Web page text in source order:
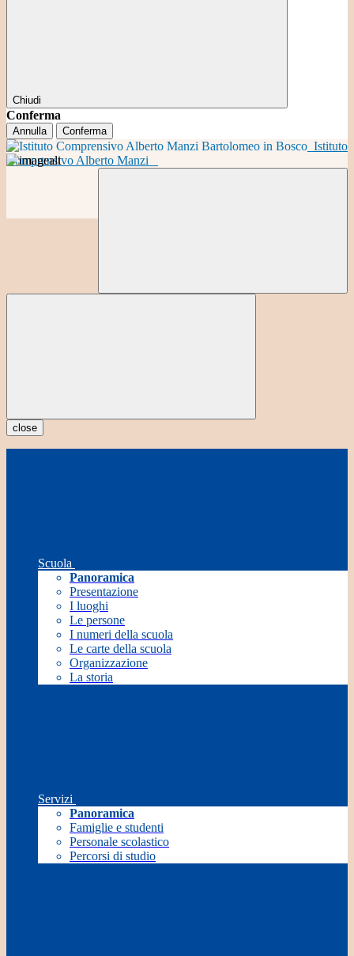
Chiudi
Conferma
Annulla Conferma
Istituto
Comprensivo Alberto Manzi
close
Scuola
Panoramica
Presentazione
I luoghi
Le persone
I numeri della scuola
Le carte della scuola
Organizzazione
La storia
Servizi
Panoramica
Famiglie e studenti
Personale scolastico
Percorsi di studio